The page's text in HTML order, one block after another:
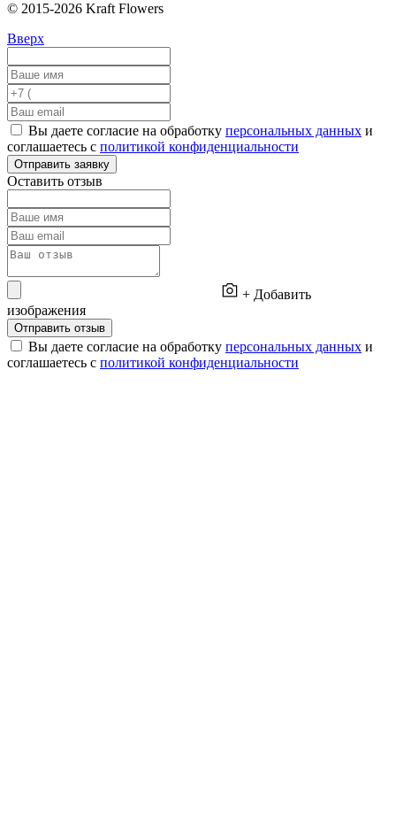
© 2015-2026 Kraft Flowers
Вверх
Вы даете согласие на обработку персональных данных и
соглашаетесь с политикой конфиденциальности
Отправить заявку
Оставить отзыв
+ Добавить
изображения
Отправить отзыв
Вы даете согласие на обработку персональных данных и
соглашаетесь с политикой конфиденциальности